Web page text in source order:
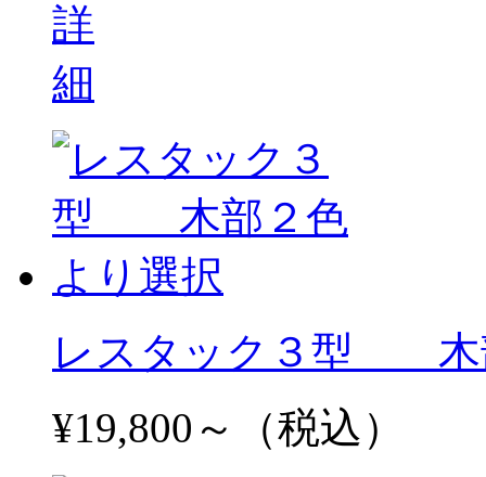
レスタック３型 木
¥19,800～（税込）